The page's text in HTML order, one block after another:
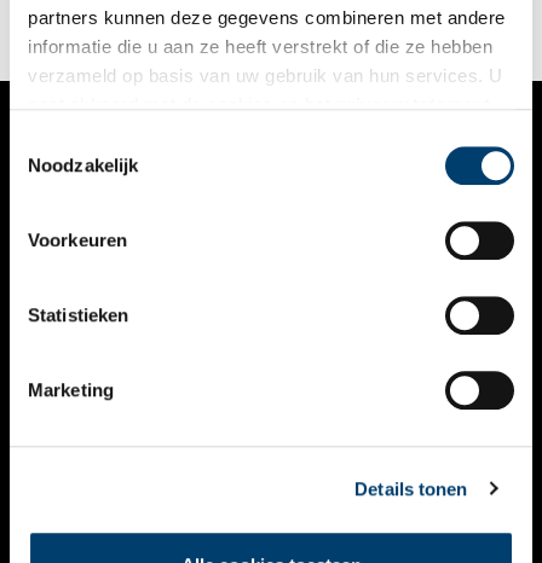
partners kunnen deze gegevens combineren met andere
informatie die u aan ze heeft verstrekt of die ze hebben
verzameld op basis van uw gebruik van hun services. U
Noodzakelijk
Voorkeuren
Statistieken
Marketing
Details tonen
VERHALEN
KALENDER
THEMA’S
VIDEO’S
CONTACT